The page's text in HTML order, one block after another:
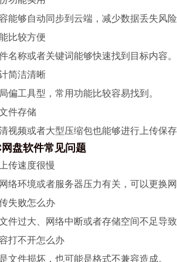
能够自动同步到云端，减少数据丢失风险
比较方便
名称或者关键词能够快速找到目标内容。
简洁清晰
偏工具型，常用功能比较容易找到。
件存储
视频或者大型压缩包也能够进行上传保存
盘软件常见问题
传速度很慢
络环境或者服务器压力有关，可以更换网
失败怎么办
件过大、网络中断或者存储空间不足导致
打不开怎么办
文件损坏，也可能是格式不兼容造成。